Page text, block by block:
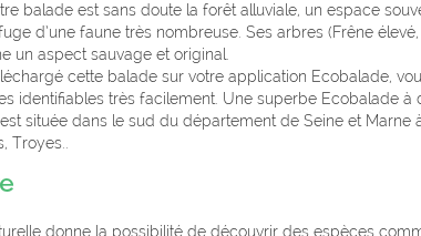
balade est sans doute la forêt alluviale, un espace
d’une faune très nombreuse. Ses arbres (Frêne
un aspect sauvage et original.
cette balade sur votre application Ecobalade,
identifiables très facilement. Une superbe Ecobalade à
située dans le sud du département de Seine et
Troyes..
donne la possibilité de découvrir des espèces